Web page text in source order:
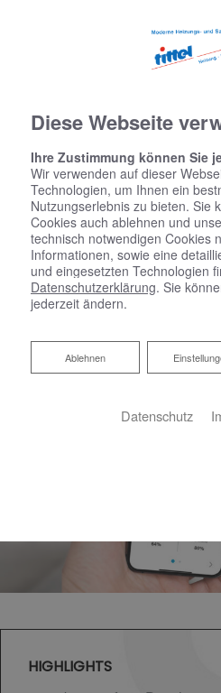
Startseite»Bad»Badinspiration &
Komfort-Bad 7 ㎡
HIGHLIGHTS
Diese Webseite
Ihre Zustimmung können Sie
Wir verwenden auf dieser
Technologien, um Ihnen ein
Nutzungserlebnis zu bieten. Sie
Cookies auch ablehnen und
technisch notwendigen Cookies
Informationen, sowie eine
und eingesetzten Technologien
Datenschutzerklärung. Sie
jederzeit ändern.
Ablehnen
Ablehnen
Datenschutz